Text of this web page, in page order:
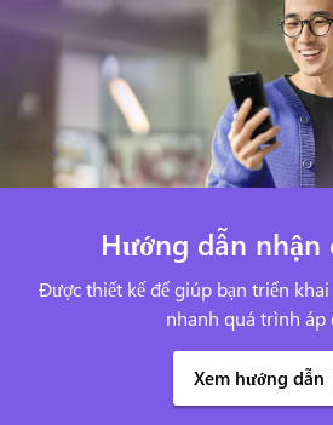
Hướng dẫn nhận
Được thiết kế để giúp bạn triển
nhanh quá trình áp
Xem hướng dẫn